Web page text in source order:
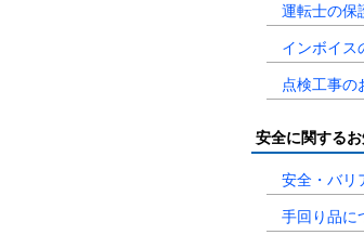
運転士の保
インボイス
点検工事の
安全に関する
安全・バリ
手回り品に